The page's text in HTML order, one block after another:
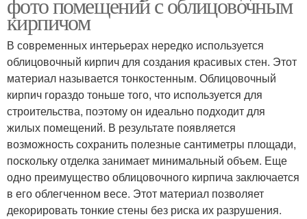
кирпичом
В современных интерьерах нередко используется
облицовочный кирпич для создания красивых стен. Этот
материал называется тонкостенным. Облицовочный
кирпич гораздо тоньше того, что используется для
строительства, поэтому он идеально подходит для
жилых помещений. В результате появляется
возможность сохранить полезные сантиметры площади,
поскольку отделка занимает минимальный объем. Еще
одно преимущество облицовочного кирпича заключается
в его облегченном весе. Этот материал позволяет
декорировать тонкие стены без риска их разрушения.